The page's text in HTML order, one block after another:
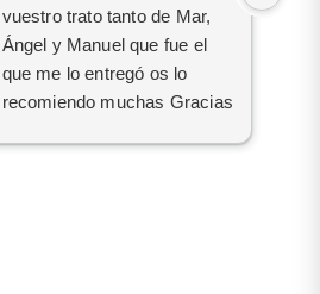
vuestro trato tanto de Mar,
Ángel y Manuel que fue el
que me lo entregó os lo
recomiendo muchas Gracias